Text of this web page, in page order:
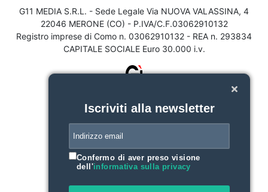
G11 MEDIA S.R.L. - Sede Legale Via NUOVA VALASSINA, 4
22046 MERONE (CO) - P.IVA/C.F.03062910132
Registro imprese di Como n. 03062910132 - REA n. 293834
CAPITALE SOCIALE Euro 30.000 i.v.
Iscriviti alla newsletter
Confermo di aver preso visione
dell'informativa sulla privacy